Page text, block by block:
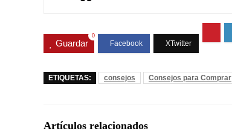
Guardar
0
ETIQUETAS: consejos Consejos para Comprar
Artículos relacionados